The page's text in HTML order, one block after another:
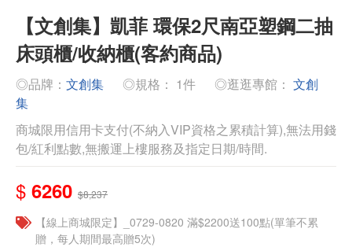
【文創集】凱菲 環保2尺南亞塑鋼二抽
床頭櫃/收納櫃(客約商品)
◎品牌： 文創集 ◎規格： 1件 ◎逛逛專館： 文創
集
商城限用信用卡支付(不納入VIP資格之累積計算),無法用錢
包/紅利點數,無搬運上樓服務及指定日期/時間.
$ 6260 $8,237
【線上商城限定】_0729-0820 滿$2200送100點(單筆不累
贈，每人期間最高贈5次)